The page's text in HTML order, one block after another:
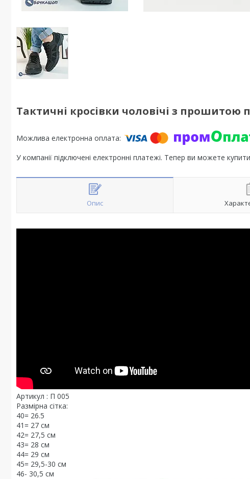
Тактичні кросівки чоловічі з прошитою
У компанії підключені електронні платежі. Тепер ви можете
Опис
Артикул : П 005
Размірна сітка:
40= 26.5
41= 27 см
42= 27,5 см
43= 28 см
44= 29 см
45= 29,5-30 см
46- 30,5 см